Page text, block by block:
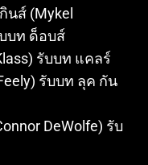
นส์ (Mykel
บท ด็อบส์
รับบท แคลร์
รับบท ลุค กัน
DeWolfe) รับ